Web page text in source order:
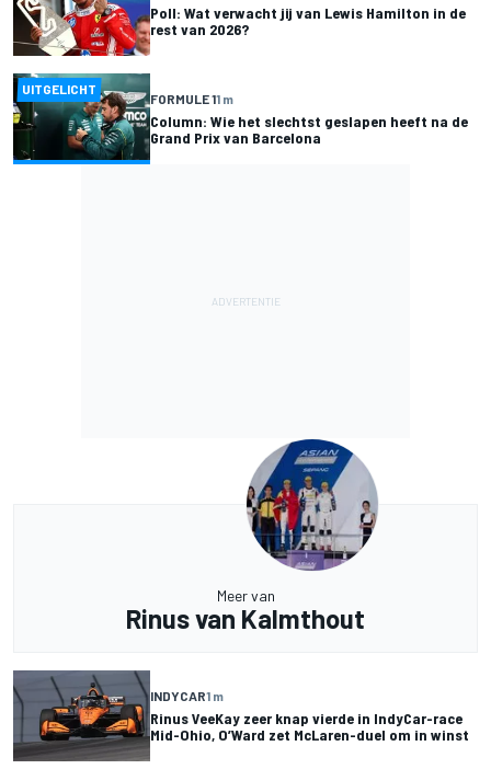
Poll: Wat verwacht jij van Lewis Hamilton in de
rest van 2026?
UITGELICHT
FORMULE 11 m
Column: Wie het slechtst geslapen heeft na de
Grand Prix van Barcelona
Meer van
Rinus van Kalmthout
INDYCAR1 m
Rinus VeeKay zeer knap vierde in IndyCar-race
Mid-Ohio, O’Ward zet McLaren-duel om in winst